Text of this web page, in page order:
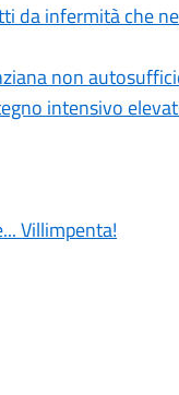
da infermità che ne
non
intensivo
Villimpenta!